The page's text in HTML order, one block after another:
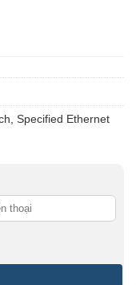
, Specified Ethernet